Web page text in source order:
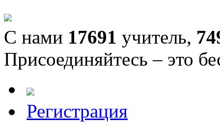
С нами 17691 учитель,
Присоединяйтесь – это
Регистрация